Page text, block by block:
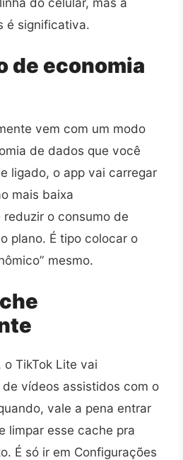
é significativa.
de economia
vem com um modo
de dados que você
ligado, o app vai carregar
mais baixa
o consumo de
plano. É tipo colocar o
mesmo.
TikTok Lite vai
vídeos assistidos com o
vale a pena entrar
limpar esse cache pra
É só ir em Configurações